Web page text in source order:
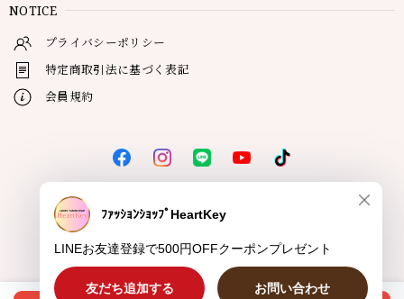
NOTICE
プライバシーポリシー
特定商取引法に基づく表記
会員規約
© HeartKey